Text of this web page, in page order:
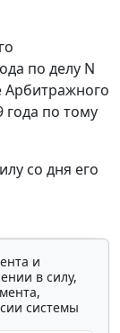
по делу N
Арбитражного
года по тому
со дня его
и
в силу,
системы